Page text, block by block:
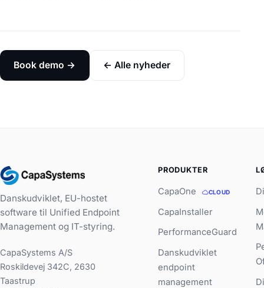
Book demo → ← Alle nyheder
Danskudviklet, EU-hostet
software til Unified Endpoint
Management og IT-styring.
CapaSystems A/S
Roskildevej 342C, 2630
Taastrup
PRODUKTER
CapaOne CLOUD
CapaInstaller
PerformanceGuard
Danskudviklet
endpoint
management